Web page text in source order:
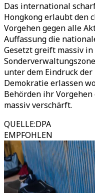
Das international
Hongkong erlaubt den
Vorgehen gegen alle
Auffassung die
Gesetzt greift massiv
unter dem Eindruck
Demokratie erlassen
Behörden ihr
massiv verschärft.
QUELLE:DPA
EMPFOHLEN